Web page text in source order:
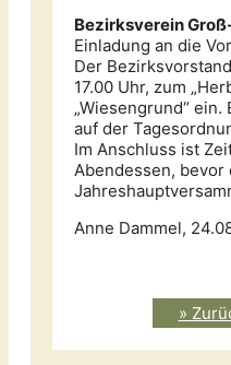
Bezirksverein
Einladung an die
Der
17.00 Uhr, zum
„Wiesengrund“
auf der
Im Anschluss ist
Abendessen,
Anne Dammel,
»